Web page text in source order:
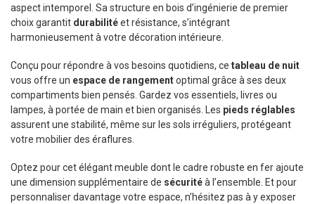
aspect intemporel. Sa structure en bois d’ingénierie de premier
choix garantit durabilitéet résistance, s’intégrant
harmonieusement à votre décoration intérieure.
Conçu pour répondre à vos besoins quotidiens, ce tableau de nuit
vous offre un espace de rangementoptimal grâce à ses deux
compartiments bien pensés. Gardez vos essentiels, livres ou
lampes, à portée de main et bien organisés. Les pieds réglables
assurent une stabilité, même sur les sols irréguliers, protégeant
votre mobilier des éraflures.
Optez pour cet élégant meuble dont le cadre robuste en fer ajoute
une dimension supplémentaire de sécuritéà l’ensemble. Et pour
personnaliser davantage votre espace, n’hésitez pas à y exposer